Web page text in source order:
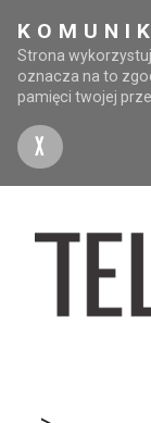
Strona
oznacza na to
pamięci twojej
X